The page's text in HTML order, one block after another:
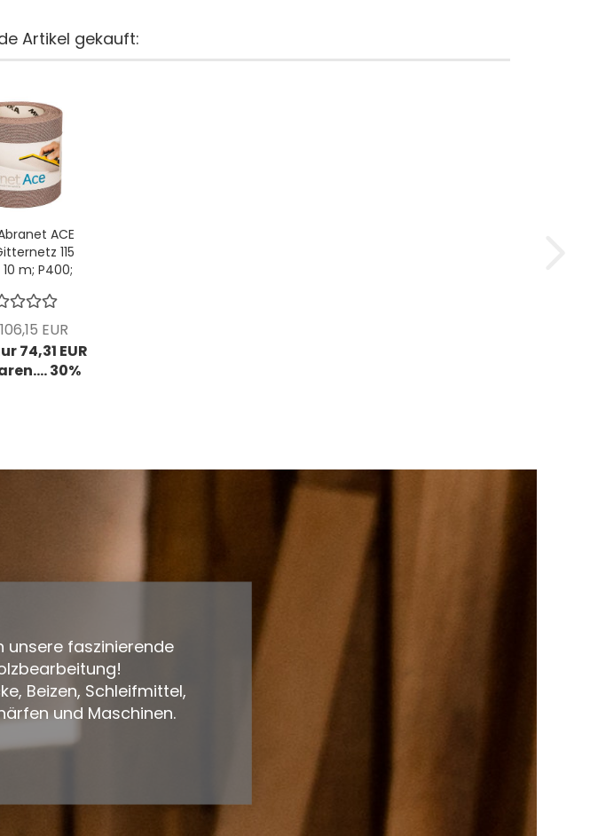
Artikel gekauft:
ACE
115
m; P400;
EUR
74,31 EUR
30%
unsere faszinierende
Beizen, Schleifmittel,
und Maschinen.